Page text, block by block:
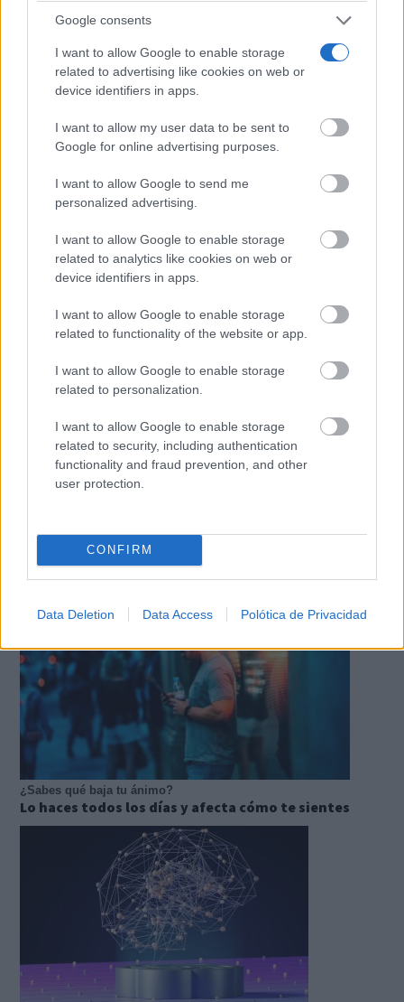
Google consents
I want to allow Google to enable storage
related to advertising like cookies on web or
device identifiers in apps.
I want to allow my user data to be sent to
Google for online advertising purposes.
I want to allow Google to send me
personalized advertising.
I want to allow Google to enable storage
related to analytics like cookies on web or
device identifiers in apps.
I want to allow Google to enable storage
related to functionality of the website or app.
I want to allow Google to enable storage
related to personalization.
I want to allow Google to enable storage
related to security, including authentication
functionality and fraud prevention, and other
user protection.
CONFIRM
Data Deletion Data Access Polótica de Privacidad
“Cada vez son más los castellanomanchegos que
entienden que la continuidad ya no es una opción.
Ciudad Real merece más y ha llegado el momento de
construir las soluciones que esta provincia necesita”,
ha concluido.
de antes, pero mejor!
¿Sabes qué baja tu ánimo?
Lo haces todos los días y afecta cómo te sientes